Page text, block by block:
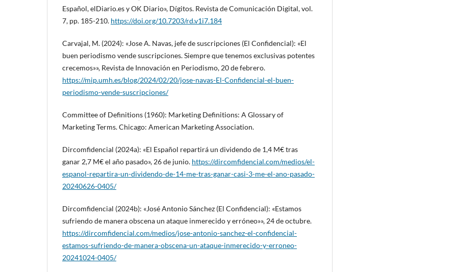
Español, elDiario.es y OK Diario», Dígitos. Revista de Comunicación Digital, vol.
7, pp. 185-210. https://doi.org/10.7203/rd.v1i7.184
Carvajal, M. (2024): «Jose A. Navas, jefe de suscripciones (El Confidencial): «El
buen periodismo vende suscripciones. Siempre que tenemos exclusivas potentes
crecemos»», Revista de Innovación en Periodismo, 20 de febrero.
https://mip.umh.es/blog/2024/02/20/jose-navas-El-Confidencial-el-buen-
periodismo-vende-suscripciones/
Committee of Definitions (1960): Marketing Definitions: A Glossary of
Marketing Terms. Chicago: American Marketing Association.
Dircomfidencial (2024a): «El Español repartirá un dividendo de 1,4 M€ tras
ganar 2,7 M€ el año pasado», 26 de junio. https://dircomfidencial.com/medios/el-
espanol-repartira-un-dividendo-de-14-me-tras-ganar-casi-3-me-el-ano-pasado-
20240626-0405/
Dircomfidencial (2024b): «José Antonio Sánchez (El Confidencial): «Estamos
sufriendo de manera obscena un ataque inmerecido y erróneo»», 24 de octubre.
https://dircomfidencial.com/medios/jose-antonio-sanchez-el-confidencial-
estamos-sufriendo-de-manera-obscena-un-ataque-inmerecido-y-erroneo-
20241024-0405/